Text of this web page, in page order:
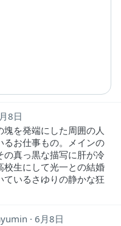
8日
を発端にした周囲の人
るお仕事もの。メインの
真っ黒な描写に肝が冷
校生にして光一との結婚
ているさゆりの静かな狂
6月8日